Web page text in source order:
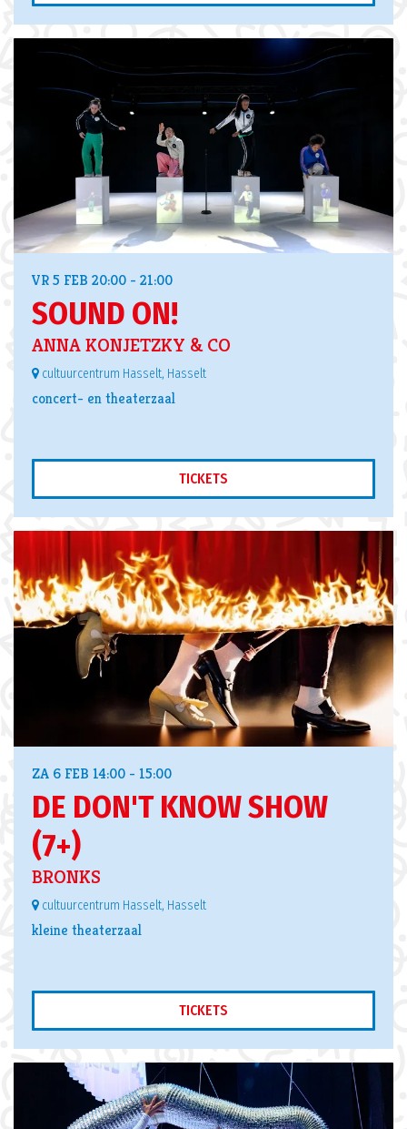
SOUND ON!
ANNA KONJETZKY & CO
VR 5 FEB 20:00 - 21:00
cultuurcentrum Hasselt, Hasselt
concert- en theaterzaal
TICKETS
DE DON'T KNOW SHOW
(7+)
BRONKS
ZA 6 FEB 14:00 - 15:00
cultuurcentrum Hasselt, Hasselt
kleine theaterzaal
TICKETS